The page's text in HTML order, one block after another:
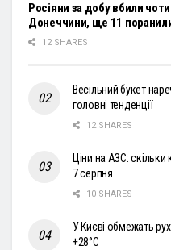
Росіяни за добу вбили
Донеччини, ще 11
12 SHARES
Весільний букет
головні тенденції
12 SHARES
Ціни на АЗС: скільки
7 серпня
10 SHARES
У Києві обмежать
+28°С